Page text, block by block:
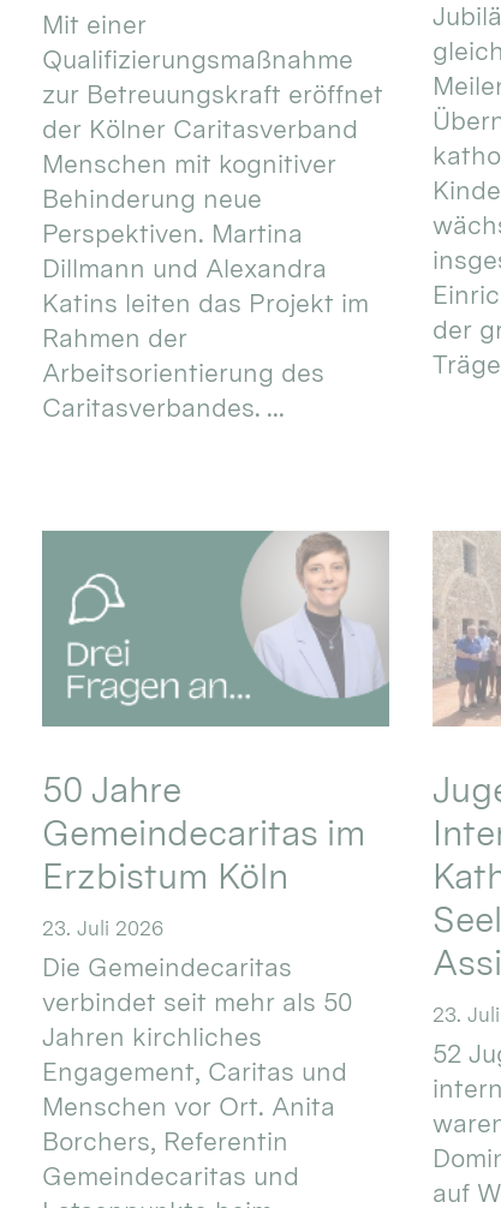
Mit einer
Qualifizierungsmaßnahme
zur Betreuungskraft eröffnet
der Kölner Caritasverband
Menschen mit kognitiver
Behinderung neue
Perspektiven. Martina
Dillmann und Alexandra
Katins leiten das Projekt im
Rahmen der
Arbeitsorientierung des
Caritasverbandes. ...
der
50 Jahre
Gemeindecaritas im
Erzbistum Köln
23. Juli 2026
Die Gemeindecaritas
verbindet seit mehr als 50
Jahren kirchliches
Engagement, Caritas und
Menschen vor Ort. Anita
Borchers, Referentin
Gemeindecaritas und
23.
52
auf